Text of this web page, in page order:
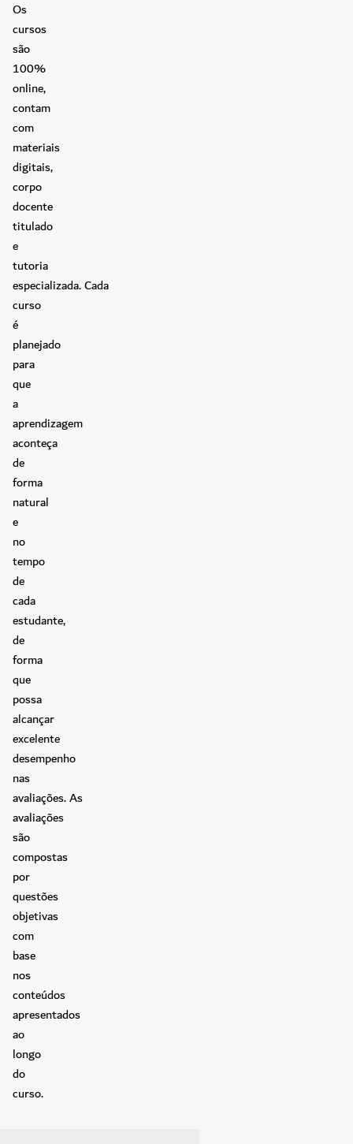
Os
cursos
são
100%
online,
contam
com
materiais
digitais,
corpo
docente
titulado
e
tutoria
especializada. Cada
curso
é
planejado
para
que
a
aprendizagem
aconteça
de
forma
natural
e
no
tempo
de
cada
estudante,
de
forma
que
possa
alcançar
excelente
desempenho
nas
avaliações. As
avaliações
são
compostas
por
questões
objetivas
com
base
nos
conteúdos
apresentados
ao
longo
do
curso.